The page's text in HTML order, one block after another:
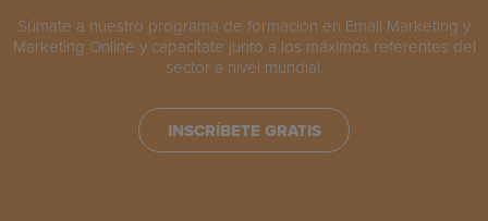
Súmate a nuestro programa de formación en Email Marketing y
Marketing Online y capacítate junto a los máximos referentes del
sector a nivel mundial.
INSCRÍBETE GRATIS